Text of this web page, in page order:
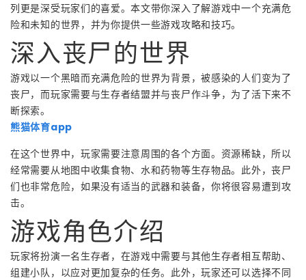
列更是深受玩家们的喜爱。本文带你深入了解游戏中一个充满危
险和未知的世界，并为你提供一些游戏攻略和技巧。
深入丧尸的世界
游戏以一个黑暗而充满危险的世界为背景，被感染的人们变为了
丧尸，而玩家需要与生存者结盟并与丧尸作斗争，为了活下来不
断探索。
熊猫体育app
在这个世界中，玩家需要注意周围的各个方面。资源稀缺，所以
经常需要从地图中收集食物、水和药物等生存物品。此外，丧尸
们也非常危险，如果没有适当的武器和装备，你将很容易遭到攻
击。
游戏角色介绍
玩家将扮演一名生存者，在游戏中需要与其他生存者相互帮助、
组建小队，以应对更加复杂的任务。此外，玩家还可以选择不同